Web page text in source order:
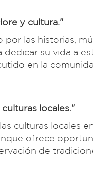
y cultura."
las historias,
su vida a
en la
locales."
culturas locales
ofrece
de